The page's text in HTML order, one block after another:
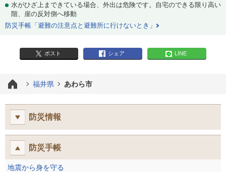
水がひざ上まできている場合、外出は危険です。自宅のできる限り高い
階、崖の反対側へ移動
防災手帳「避難の注意点と避難所に行けないとき」
ポスト シェア LINE
福井県 あわら市
防災情報
防災手帳
地震から身を守る